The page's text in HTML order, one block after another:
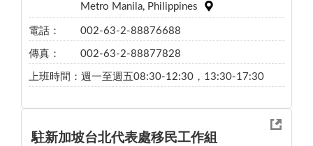
Metro Manila, Philippines
電話： 002-63-2-88876688
傳真： 002-63-2-88877828
上班時間： 週一至週五08:30-12:30，13:30-17:30
駐新加坡台北代表處移民工作組